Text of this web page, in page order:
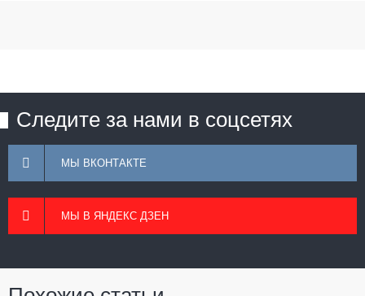
Следите за нами в соцсетях
МЫ ВКОНТАКТЕ
МЫ В ЯНДЕКС ДЗЕН